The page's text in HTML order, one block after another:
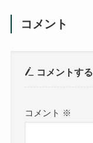
コメント
コメントする
コメント ※